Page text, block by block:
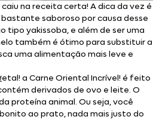
caiu na receita certa! A dica da vez é
saboroso por causa desse
tipo yakissoba, e além de ser uma
também é ótimo para substituir a
uma alimentação mais leve e
a Carne Oriental Incrível! é feito
derivados de ovo e leite. O
proteína animal. Ou seja, você
ao prato, nada mais justo do